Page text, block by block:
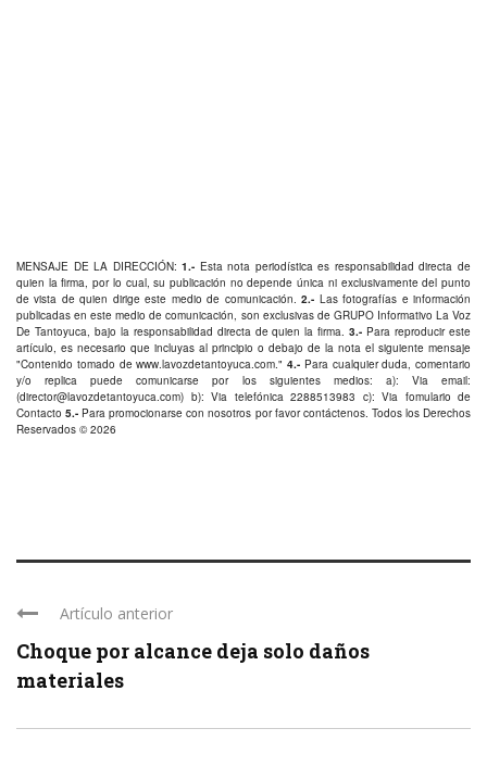
MENSAJE DE LA DIRECCIÓN:1.- Esta nota periodística es responsabilidad directa de
quien la firma, por lo cual, su publicación no depende única ni exclusivamente del punto
de vista de quien dirige este medio de comunicación.2.- Las fotografías e información
publicadas en este medio de comunicación, son exclusivas de GRUPO Informativo La Voz
De Tantoyuca, bajo la responsabilidad directa de quien la firma.3.- Para reproducir este
artículo, es necesario que incluyas al principio o debajo de la nota el siguiente mensaje
"Contenido tomado dewww.lavozdetantoyuca.com." 4.- Para cualquier duda, comentario
y/o replica puede comunicarse por los siguientes medios: a): Via email:
(director@lavozdetantoyuca.com) b): Via telefónica 2288513983 c): Via fomulario de
Contacto 5.- Para promocionarse con nosotros por favorcontáctenos. Todos los Derechos
Reservados © 2026
Artículo anterior
Choque por alcance deja solo daños
materiales